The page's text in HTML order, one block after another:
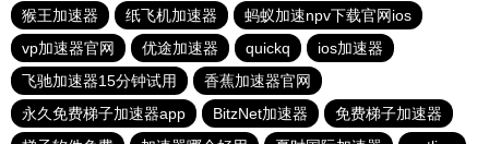
猴王加速器
纸飞机加速器
蚂蚁加速npv下载官网ios
vp加速器官网
优途加速器 quickq
ios加速器
飞驰加速器15分钟试用
香蕉加速器官网
永久免费梯子加速器app
BitzNet加速器
免费梯子加速器